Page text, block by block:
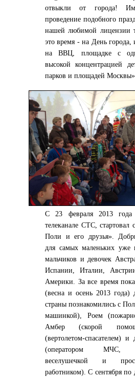
отвыкли от города!
проведение подобного
нашей любимой лицензии
это время - на День города,
на ВВЦ, площадке с
высокой концентрацией
парков и площадей Москвы».
С 23 февраля 2013
телеканале СТС, стартовал
Поли и его друзья».
для самых маленьких уже
мальчиков и девочек
Испании, Италии,
Америки. За все время
(весна и осень 2013 года)
страны познакомились с
машинкой), Роем
Амбер (скорой
(вертолетом-спасателем)
(оператором МЧС,
веселушечкой и
работником). С сентября по